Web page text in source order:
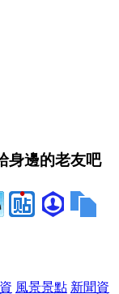
其他一番現象，
高價依舊 -
期有報導稱，我
份，海...
身邊的老友吧
風景景點 新聞資